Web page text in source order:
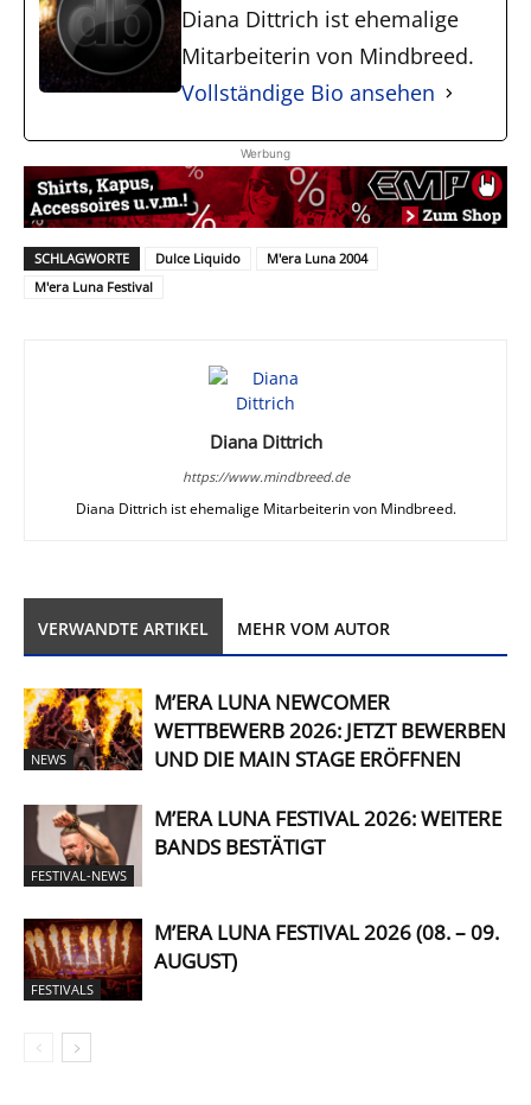
Diana Dittrich ist ehemalige
Mitarbeiterin von Mindbreed.
Vollständige Bio ansehen
Werbung
SCHLAGWORTE Dulce Liquido
M'era Luna 2004
M'era Luna Festival
Diana Dittrich
https://www.mindbreed.de
Diana Dittrich ist ehemalige Mitarbeiterin von Mindbreed.
VERWANDTE ARTIKEL MEHR VOM AUTOR
NEWS
M’ERA LUNA NEWCOMER
WETTBEWERB 2026: JETZT BEWERBEN
UND DIE MAIN STAGE ERÖFFNEN
FESTIVAL-NEWS
M’ERA LUNA FESTIVAL 2026: WEITERE
BANDS BESTÄTIGT
FESTIVALS
M’ERA LUNA FESTIVAL 2026 (08. – 09.
AUGUST)